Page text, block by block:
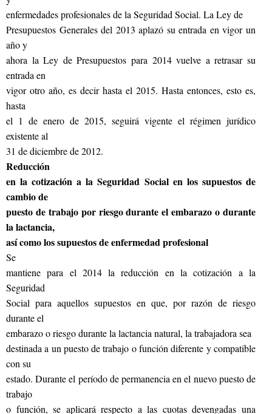
enfermedades profesionales de la Seguridad Social. La Ley de
Presupuestos Generales del 2013 aplazó su entrada en vigor un
año y
ahora la Ley de Presupuestos para 2014 vuelve a retrasar su
entrada en
vigor otro año, es decir hasta el 2015. Hasta entonces, esto es,
hasta
el 1 de enero de 2015, seguirá vigente el régimen jurídico
existente al
31 de diciembre de 2012.
Reducción
en la cotización a la Seguridad Social en los supuestos de
cambio de
puesto de trabajo por riesgo durante el embarazo o durante
la lactancia,
así como los supuestos de enfermedad profesional
Se
mantiene para el 2014 la reducción en la cotización a la
Seguridad
Social para aquellos supuestos en que, por razón de riesgo
durante el
embarazo o riesgo durante la lactancia natural, la trabajadora sea
destinada a un puesto de trabajo o función diferente y compatible
con su
estado. Durante el período de permanencia en el nuevo puesto de
trabajo
o función, se aplicará respecto a las cuotas devengadas una